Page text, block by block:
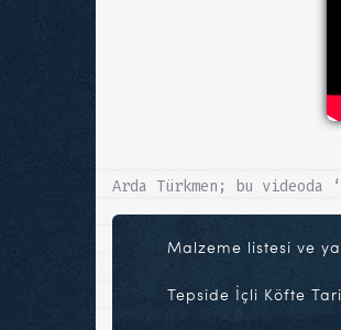
Arda Türkmen; bu
Malzeme listesi ve
Tepside İçli Köfte